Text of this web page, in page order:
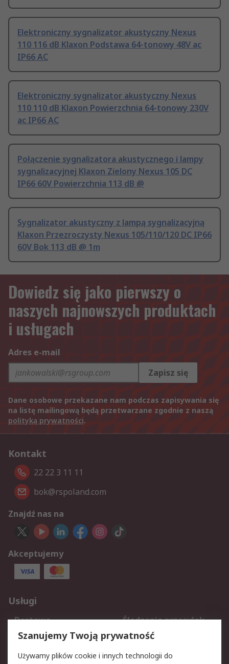
Elektroniczny sygnalizator akustyczny Nexus
110 116 dB Klaxon Podstawa 64-tonowy 48V ac
IP66 AC
Elektroniczny sygnalizator akustyczny Nexus
110 110 dB Klaxon Powierzchnia 64-tonowy 230V
ac IP66 AC
Połączenie sygnalizatora akustycznego i lampy
sygnalizacyjnej Klaxon Zielony Nexus 105 DC
IP66 60V Powierzchnia 113 dB @
Sygnalizator akustyczny z lampą sygnalizacyjną
Klaxon Przezroczysty Nexus 105/110/120 DC IP66
60V Bok 113 dB @ 1m
Dowiedz się jako pierwszy o
naszych najnowszych produktach
i usługach
Adres e-mail
Zapisz się
Dane osobowe przekazane nam podczas zapisywania się
na listę mailingową będą przetwarzane zgodnie z naszą
polityką prywatności.
Kontakt
22 22 3 11 11
bok@rspoland.com
Znajdź nas na
Akceptujemy
Usługi
Dostawa
Śledzenie przesyłek
Reklamacje i zwroty
Rejestracja
Szanujemy Twoją prywatność
Używamy plików cookie i innych technologii do